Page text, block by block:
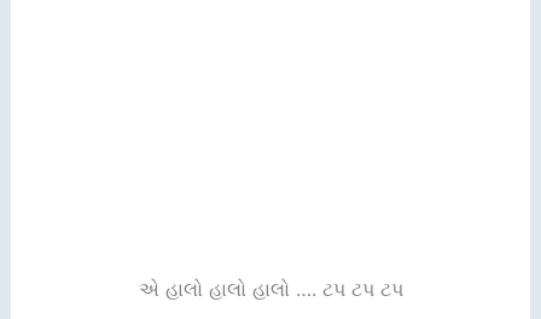
એ હાલો હાલો હાલો …. ટપ ટપ ટપ